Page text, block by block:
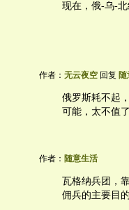
现在，俄-乌-
作者： 无云夜空 回复
俄罗斯耗不起
可能，太不值了
作者： 随意生活
瓦格纳兵团，
佣兵的主要目